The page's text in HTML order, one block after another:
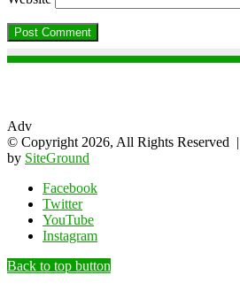
Adv
© Copyright 2026, All Rights Reserved |
by SiteGround
Facebook
Twitter
YouTube
Instagram
Back to top button